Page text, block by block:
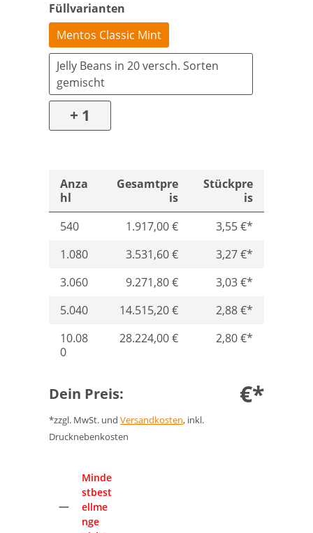
Füllvarianten
Mentos Classic Mint
Jelly Beans in 20 versch. Sorten
gemischt
+ 1
Anza
hl
Gesamtpre
is
Stückpre
is
540
1.917,00 €
3,55 €*
1.080
3.531,60 €
3,27 €*
3.060
9.271,80 €
3,03 €*
5.040
14.515,20 €
2,88 €*
10.08
0
28.224,00 € 2,80 €*
Dein Preis: €*
*zzgl. MwSt. und Versandkosten, inkl.
Drucknebenkosten
Minde
stbest
ellme
nge